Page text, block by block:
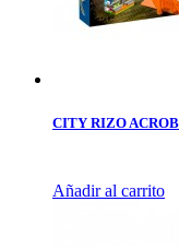
CITY RIZO
Añadir al carrito